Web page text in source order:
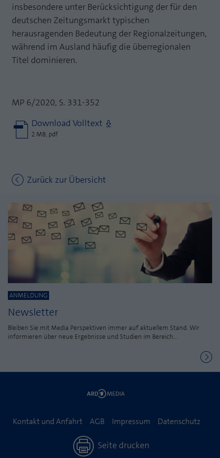
insbesondere unter Berücksichtigung der für den
deutschen Zeitungsmarkt typischen
herausragenden Bedeutung der Regionalzeitungen,
während im Ausland häufig die überregionalen
Titel dominieren.
MP 6/2020, S. 331-352
Download Volltext
2 MB, pdf
Zurück zur Übersicht
ANMELDUNG
Newsletter
Bleiben Sie mit Media Perspektiven immer auf aktuellem Stand. Wir
informieren über neue Ergebnisse und Studien im Bereich...
Kontakt und Anfahrt AGB Impressum Datenschutz
Seite drucken